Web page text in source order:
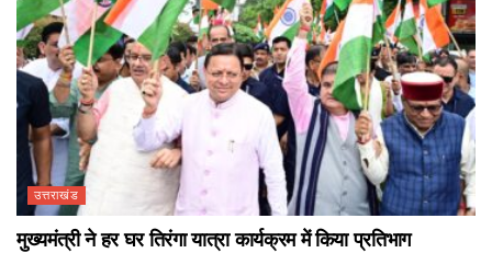
उत्तराखंड
मुख्यमंत्री ने हर घर तिरंगा यात्रा कार्यक्रम में किया प्रतिभाग